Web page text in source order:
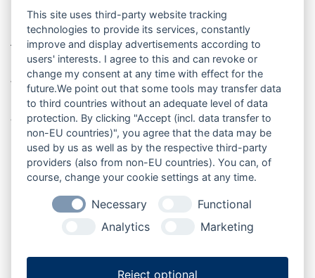
Dätgen liegt im Amt Nortorfer Land im Kreis Rendsburg-
Eckernförde in Schleswig-Holstein und gehört zur
Tourismusregion Mittelholstein. Die Gemeinde liegt im
Naturpark Westensee – Obere Eider und befindet sich
verkehrsgünstig zwischen Neumünster, Nortorf,
Rendsburg und Kiel – ein guter Ausgangspunkt für
Ausflüge in Mittelholstein.
Büdelsdorf
Bordesholm
Fockbek
Jevenstedt
This site uses third-party website tracking
technologies to provide its services, constantly
improve and display advertisements according to
users' interests. I agree to this and can revoke or
change my consent at any time with effect for the
future.We point out that some tools may transfer data
to third countries without an adequate level of data
protection. By clicking "Accept (incl. data transfer to
non-EU countries)", you agree that the data may be
used by us as well as by the respective third-party
providers (also from non-EU countries). You can, of
course, change your cookie settings at any time.
Necessary
Functional
Analytics
Marketing
Reject optional